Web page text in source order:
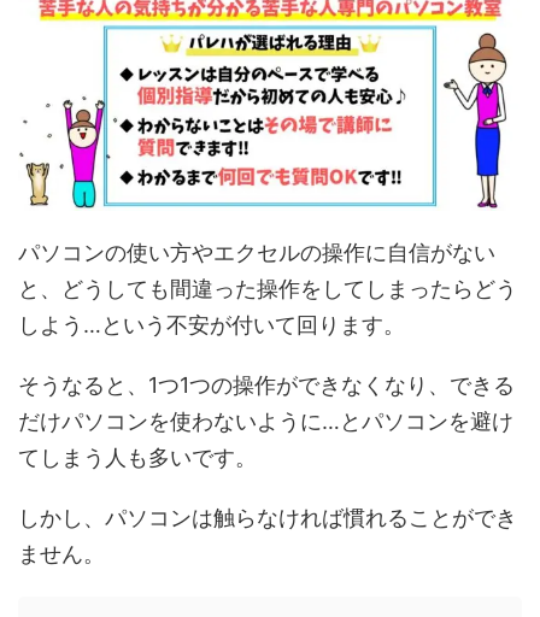
パソコンの使い方やエクセルの操作に自信がない
と、どうしても間違った操作をしてしまったらどう
しよう…という不安が付いて回ります。
そうなると、1つ1つの操作ができなくなり、できる
だけパソコンを使わないように…とパソコンを避け
てしまう人も多いです。
しかし、パソコンは触らなければ慣れることができ
ません。